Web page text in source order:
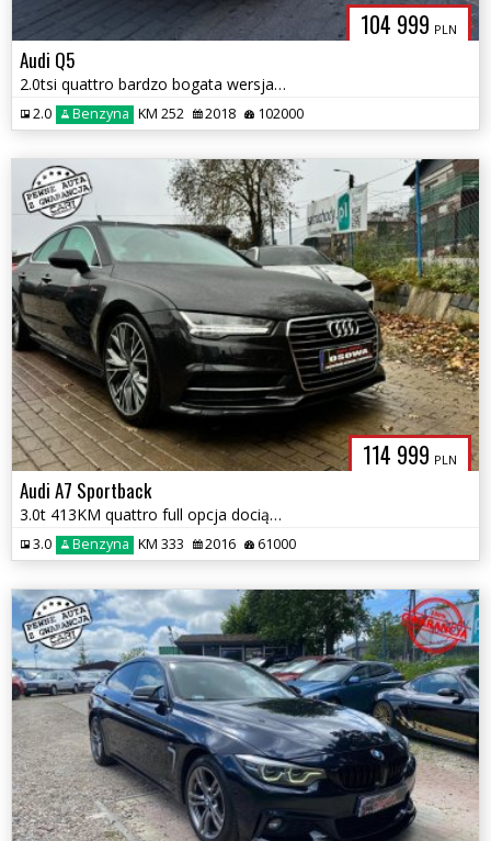
104 999 PLN
Audi Q5
2.0tsi quattro bardzo bogata wersja 1wl serwisowany bez wkładu gwaranc
2.0 Benzyna KM 252 2018 102000
114 999 PLN
Audi A7 Sportback
3.0t 413KM quattro full opcja dociągi head up 61tys km 1.r.gwarancja
3.0 Benzyna KM 333 2016 61000